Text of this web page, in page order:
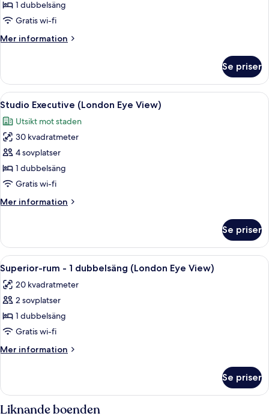
rum
-
dubbelsäng
mot
staden
(Studio)
1 dubbelsäng
Gratis wi-fi
Mer information
Mer
rum
1
-
utsikt
staden
(Studio)
Se priser
Öppna
alla
foton
för
Studio
Executive
(London
View)
Ett hotellrum med ett stort fönster,
5
Studio Executive (London Eye View)
Utsikt mot staden
30 kvadratmeter
4 sovplatser
1 dubbelsäng
Gratis wi-fi
Mer information
Mer
Executive
(London
Eye
View)
Se priser
Öppna
alla
foton
för
Superior-
rum
-
1
(London
Eye
View)
Ett hotellrum med en stor säng, ett
5
Superior-rum - 1 dubbelsäng (London Eye View)
20 kvadratmeter
2 sovplatser
1 dubbelsäng
Gratis wi-fi
Mer information
Mer
rum
1
Se priser
Liknande boenden